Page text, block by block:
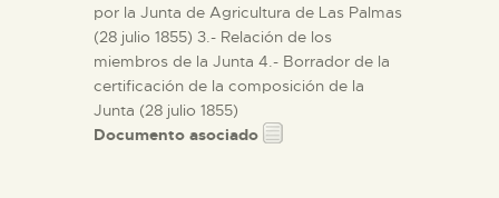
por la Junta de Agricultura de Las Palmas
(28 julio 1855) 3.- Relación de los
miembros de la Junta 4.- Borrador de la
certificación de la composición de la
Junta (28 julio 1855)
Documento asociado